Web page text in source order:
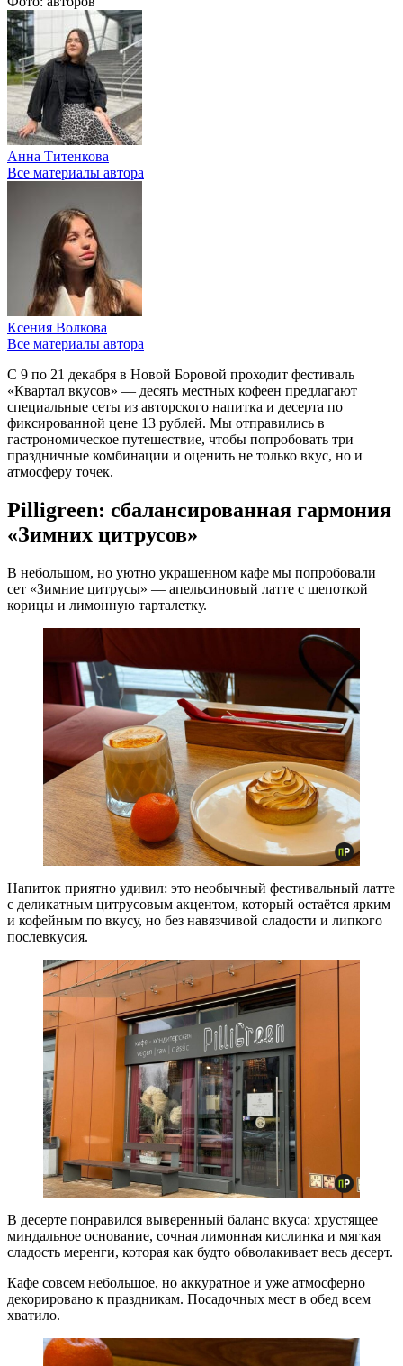
Анна Титенкова
Все материалы автора
Ксения Волкова
Все материалы автора
С 9 по 21 декабря в Новой Боровой проходит фестиваль
«Квартал вкусов» — десять местных кофеен предлагают
специальные сеты из авторского напитка и десерта по
фиксированной цене 13 рублей. Мы отправились в
гастрономическое путешествие, чтобы попробовать три
праздничные комбинации и оценить не только вкус, но и
атмосферу точек.
Pilligreen: сбалансированная гармония
«Зимних цитрусов»
В небольшом, но уютно украшенном кафе мы попробовали
сет «Зимние цитрусы» — апельсиновый латте с шепоткой
корицы и лимонную тарталетку.
Напиток приятно удивил: это необычный фестивальный латте
с деликатным цитрусовым акцентом, который остаётся ярким
и кофейным по вкусу, но без навязчивой сладости и липкого
послевкусия.
В десерте понравился выверенный баланс вкуса: хрустящее
миндальное основание, сочная лимонная кислинка и мягкая
сладость меренги, которая как будто обволакивает весь десерт.
Кафе совсем небольшое, но аккуратное и уже атмосферно
декорировано к праздникам. Посадочных мест в обед всем
хватило.